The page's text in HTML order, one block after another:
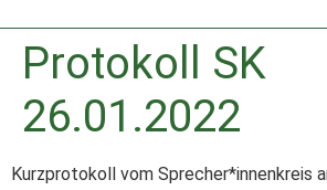
Protokoll SK
26.01.2022
Kurzprotokoll vom Sprecher*innenkreis